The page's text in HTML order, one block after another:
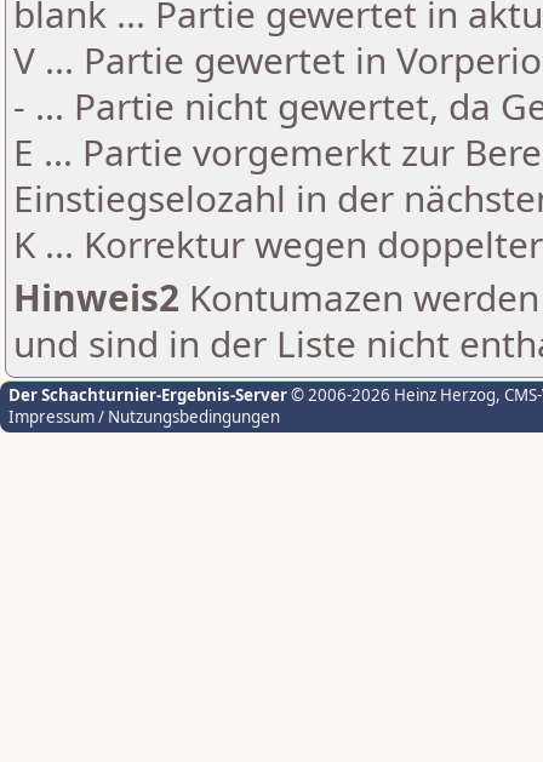
blank ... Partie gewertet in
V ... Partie gewertet in
- ... Partie nicht gewertet, da
E ... Partie vorgemerkt zur
Einstiegselozahl in der
K ... Korrektur wegen
Hinweis2 Kontumazen
und sind in der Liste nicht
Der Schachturnier-Ergebnis-Server© 2006-2026 Heinz Herzog,
Impressum / Nutzungsbedingungen